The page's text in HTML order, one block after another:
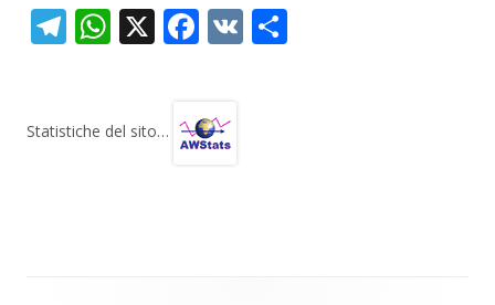
T
gr
W
s
X F
b
V
Statistiche del sito…